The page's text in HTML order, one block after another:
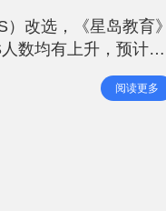
改选，《星岛教育》
数均有上升，预计考
路；最后，他亦寄语
为何今年学额阅读更多